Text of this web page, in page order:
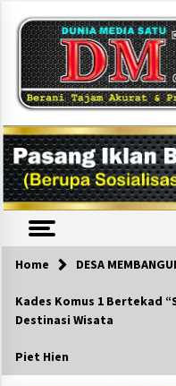
content
Home DESA
Kades Komus 1 Bertekad
Destinasi Wisata
Piet Hien